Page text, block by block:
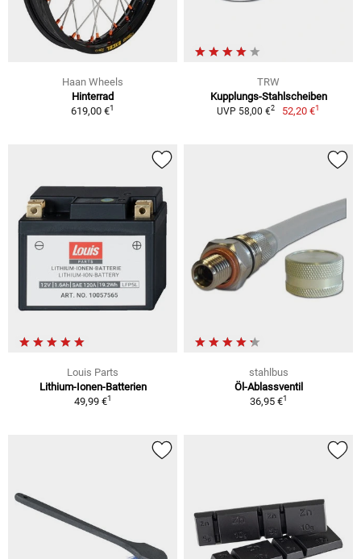
Haan Wheels
Hinterrad
619,00 €1
TRW
Kupplungs-Stahlscheiben
UVP 58,00 €2 52,20 €1
Louis Parts
Lithium-Ionen-Batterien
49,99 €1
stahlbus
Öl-Ablassventil
36,95 €1